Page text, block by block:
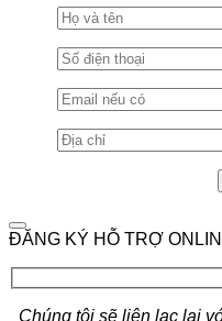
ĐĂNG KÝ HỖ TRỢ
Chúng tôi sẽ liên lạc lại